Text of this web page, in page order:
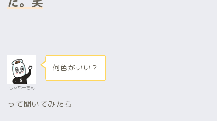
しゅがーさん
何色がいい？
って聞いてみたら